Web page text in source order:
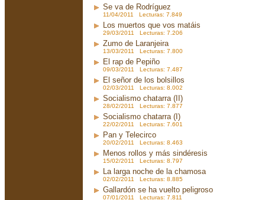
Se va de Rodríguez
11/04/2011 Lecturas: 7.849
Los muertos que vos matáis
29/03/2011 Lecturas: 7.206
Zumo de Laranjeira
13/03/2011 Lecturas: 7.800
El rap de Pepiño
09/03/2011 Lecturas: 7.487
El señor de los bolsillos
02/03/2011 Lecturas: 8.002
Socialismo chatarra (II)
28/02/2011 Lecturas: 7.877
Socialismo chatarra (I)
22/02/2011 Lecturas: 7.601
Pan y Telecirco
20/02/2011 Lecturas: 8.463
Menos rollos y más sindéresis
15/02/2011 Lecturas: 8.797
La larga noche de la chamosa
02/02/2011 Lecturas: 8.885
Gallardón se ha vuelto peligroso
07/01/2011 Lecturas: 7.811